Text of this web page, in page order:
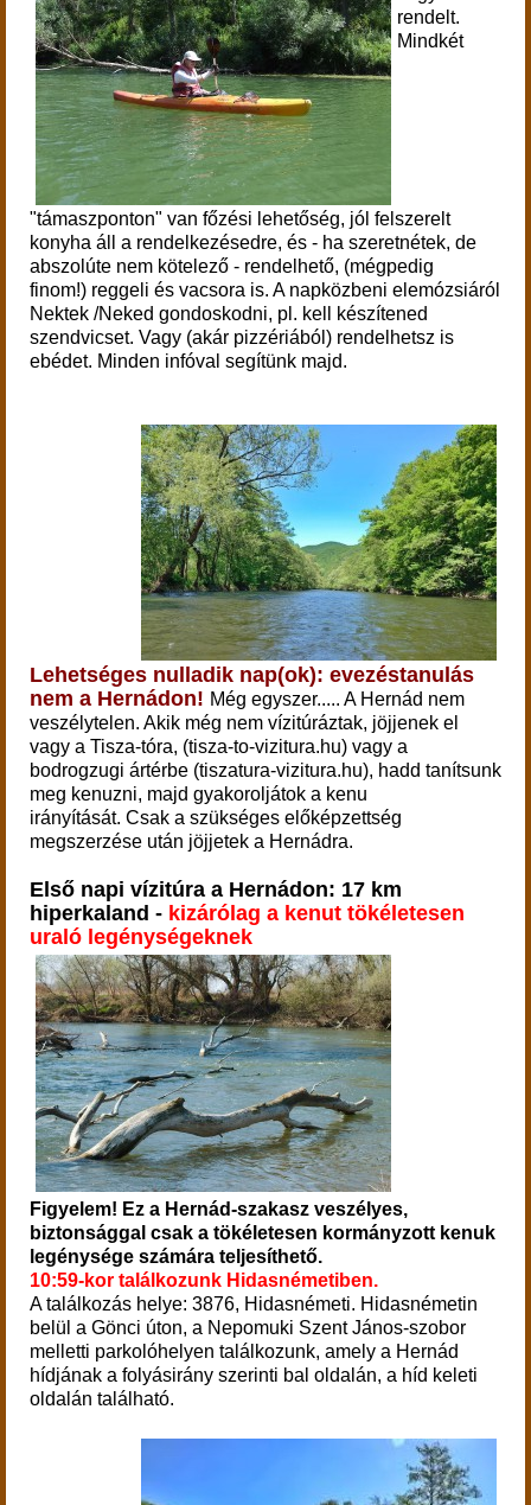
rendelt.
Mindkét
"támaszponton" van főzési lehetőség, jól felszerelt
konyha áll a rendelkezésedre, és - ha szeretnétek, de
abszolúte nem kötelező - rendelhető, (mégpedig
finom!) reggeli és vacsora is. A napközbeni elemózsiáról
Nektek /Neked gondoskodni, pl. kell készítened
szendvicset. Vagy (akár pizzériából) rendelhetsz is
ebédet. Minden infóval segítünk majd.
Lehetséges nulladik nap(ok): evezéstanulás
nem a Hernádon! Még egyszer..... A Hernád nem
veszélytelen. Akik még nem vízitúráztak, jöjjenek el
vagy a Tisza-tóra, (tisza-to-vizitura.hu) vagy a
bodrogzugi ártérbe (tiszatura-vizitura.hu), hadd tanítsunk
meg kenuzni, majd gyakoroljátok a kenu
irányítását. Csak a szükséges előképzettség
megszerzése után jöjjetek a Hernádra.
Első napi vízitúra a Hernádon: 17 km
hiperkaland - kizárólag a kenut tökéletesen
uraló legénységeknek
Figyelem! Ez a Hernád-szakasz veszélyes,
biztonsággal csak a tökéletesen kormányzott kenuk
legénysége számára teljesíthető.
10:59-kor találkozunk Hidasnémetiben.
A találkozás helye: 3876, Hidasnémeti. Hidasnémetin
belül a Gönci úton, a Nepomuki Szent János-szobor
melletti parkolóhelyen találkozunk, amely a Hernád
hídjának a folyásirány szerinti bal oldalán, a híd keleti
oldalán található.